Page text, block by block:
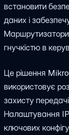
встановити
даних і
Маршрутизатори
гнучкістю в
Це рішення
використовує
захисту
Налаштування
ключових